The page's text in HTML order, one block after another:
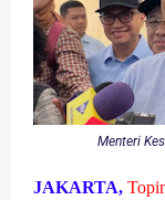
Menteri
JAKARTA,